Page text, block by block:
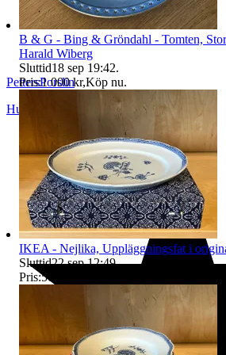
PettersPorslin
Huddinge
B & G - Bing & Gröndahl - Tomten,
Harald Wiberg
Sluttid18 sep 19:42.
Pris:1 000 kr,Köp nu.
IKEA - Nejlika, Uppläggningsfat i
Sluttid22 sep 12:49.
Pris:500 kr